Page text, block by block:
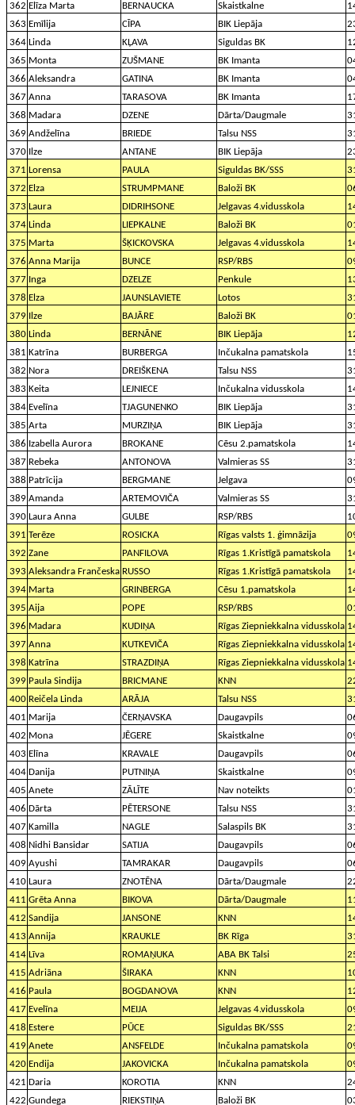
362 Elīza Marta BERNAUCKA Skaistkalne
363 Emīlija CĪPA BIK Liepāja
364 Linda KĻAVA Siguldas BK
365 Monta ZUŠMANE BK Imanta
366 Aleksandra GATINA BK Imanta
367 Anna TARASOVA BK Imanta
368 Madara DZENE Dārta/Daugmale
369 Andželīna BRIEDE Talsu NSS
370 Ilze ANTANE BIK Liepāja
371 Lorensa PAULA Siguldas BK/SSS
372 Elza STRUMPMANE Baloži BK
373 Laura DIDRIHSONE Jelgavas 4.vidusskola
374 Linda LIEPKALNE Baloži BK
375 Marta ŠĶICKOVSKA Jelgavas 4.vidusskola
376 Anna Marija BUNCE RSP/RBS
377 Inga DZELZE Penkule
378 Elza JAUNSLAVIETE Lotos
379 Ilze BAJĀRE Baloži BK
380 Linda BERNĀNE BIK Liepāja
381 Katrīna BURBERGA Inčukalna pamatskola
382 Nora DREIŠKENA Talsu NSS
383 Keita LEJNIECE Inčukalna vidusskola
384 Evelīna TJAGUNENKO BIK Liepāja
385 Arta MURZIŅA BIK Liepāja
386 Izabella Aurora BROKANE Cēsu 2.pamatskola
387 Rebeka ANTONOVA Valmieras SS
388 Patrīcija BERGMANE Jelgava
389 Amanda ARTEMOVIČA Valmieras SS
390 Laura Anna GULBE RSP/RBS
391 Terēze ROSICKA Rīgas valsts 1. ģimnāzija
392 Zane PANFILOVA Rīgas 1.Kristīgā pamatskola
393 Aleksandra Frančeska RUSSO Rīgas 1.Kristīgā pamatskola
394 Marta GRINBERGA Cēsu 1.pamatskola
395 Aija POPE RSP/RBS
396 Madara KUDIŅA Rīgas Ziepniekkalna vidusskola
397 Anna KUTKEVIČA Rīgas Ziepniekkalna vidusskola
398 Katrīna STRAZDIŅA Rīgas Ziepniekkalna vidusskola
399 Paula Sindija BRICMANE KNN
400 Reičela Linda ARĀJA Talsu NSS
401 Marija ČERŅAVSKA Daugavpils
402 Mona JĒGERE Skaistkalne
403 Elīna KRAVALE Daugavpils
404 Danija PUTNIŅA Skaistkalne
405 Anete ZĀLĪTE Nav noteikts
406 Dārta PĒTERSONE Talsu NSS
407 Kamilla NAGLE Salaspils BK
408 Nidhi Bansidar SATIJA Daugavpils
409 Ayushi TAMRAKAR Daugavpils
410 Laura ZNOTĒNA Dārta/Daugmale
411 Grēta Anna BIKOVA Dārta/Daugmale
412 Sandija JANSONE KNN
413 Annija KRAUKLE BK Rīga
414 Līva ROMAŅUKA ABA BK Talsi
415 Adriāna ŠIRAKA KNN
416 Paula BOGDANOVA KNN
417 Evelīna MEIJA Jelgavas 4.vidusskola
418 Estere PŪCE Siguldas BK/SSS
419 Anete ANSFELDE Inčukalna pamatskola
420 Endija JAKOVICKA Inčukalna pamatskola
421 Daria KOROTIA KNN
422 Gundega RIEKSTIŅA Baloži BK